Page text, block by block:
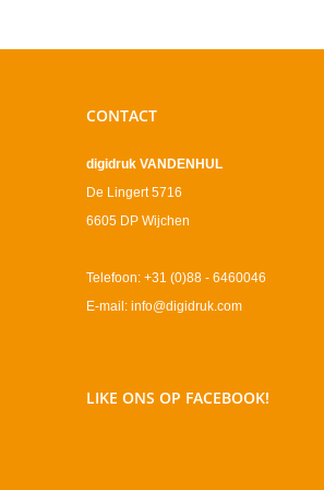
CONTACT
digidruk VANDENHUL
De Lingert 5716
6605 DP Wijchen
Telefoon: +31 (0)88 - 6460046
E-mail: info@digidruk.com
LIKE ONS OP FACEBOOK!